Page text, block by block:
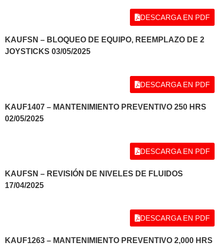
DESCARGA EN PDF
KAUFSN – BLOQUEO DE EQUIPO, REEMPLAZO DE 2
JOYSTICKS 03/05/2025
DESCARGA EN PDF
KAUF1407 – MANTENIMIENTO PREVENTIVO 250 HRS
02/05/2025
DESCARGA EN PDF
KAUFSN – REVISIÓN DE NIVELES DE FLUIDOS
17/04/2025
DESCARGA EN PDF
KAUF1263 – MANTENIMIENTO PREVENTIVO 2,000 HRS